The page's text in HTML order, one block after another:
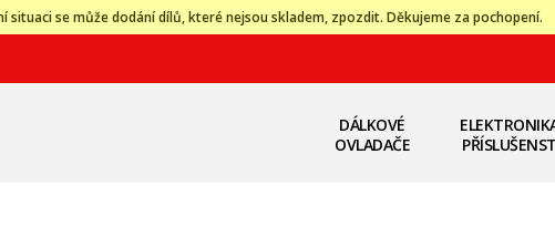
situaci se může dodání dílů, které nejsou skladem, zpozdit. Děkujeme za pochopení.
DÁLKOVÉ
OVLADAČE